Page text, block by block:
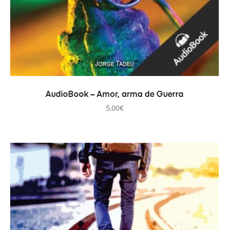
PRIDAŤ DO KOŠÍKA
AudioBook – Amor, arma de Guerra
5.00€